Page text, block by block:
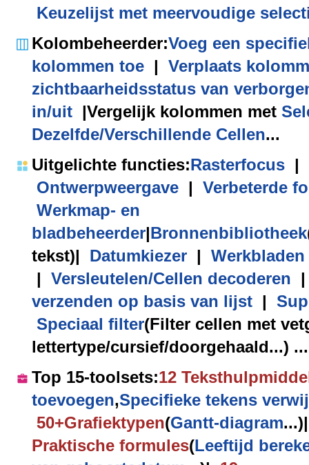
Keuzelijst met meervoudige
Kolombeheerder:Voeg een
kolommen toe | Verplaats
zichtbaarheidsstatus van
in/uit |Vergelijk kolommen met
Dezelfde/Verschillende Cellen...
Uitgelichte functies:Rasterfocus |
Ontwerpweergave | Verbeterde
Werkmap- en
bladbeheerder|Bronnenbibliotheek
tekst)| Datumkiezer |
| Versleutelen/Cellen decoderen |
verzenden op basis van lijst |
Speciaal filter(Filter cellen met
lettertype/cursief/doorgehaald...) ...
Top 15-toolsets:12 Tekst
toevoegen,Specifieke tekens
50+Grafiektypen(Gantt-diagram...)|
Praktische formules(Leeftijd